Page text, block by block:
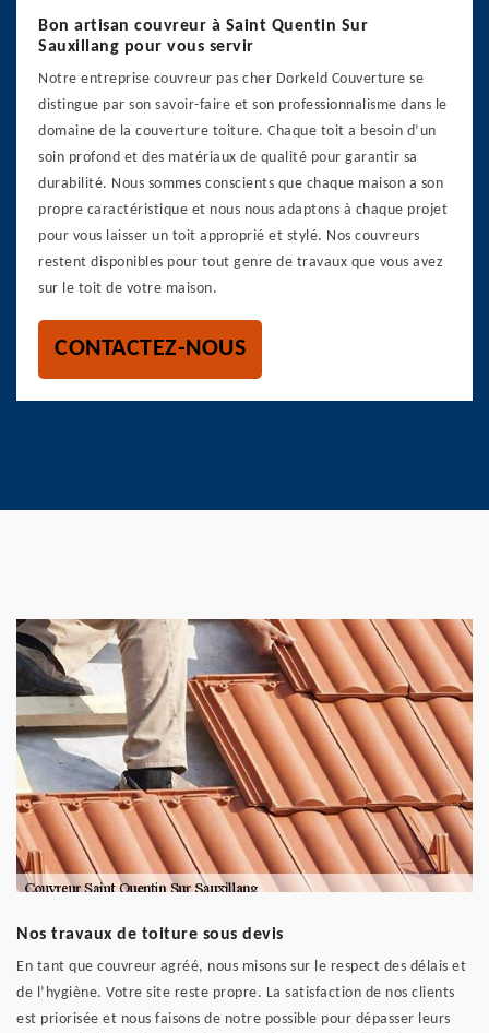
Bon artisan couvreur à Saint Quentin Sur
Sauxillang pour vous servir
Notre entreprise couvreur pas cher Dorkeld Couverture se
distingue par son savoir-faire et son professionnalisme dans le
domaine de la couverture toiture. Chaque toit a besoin d’un
soin profond et des matériaux de qualité pour garantir sa
durabilité. Nous sommes conscients que chaque maison a son
propre caractéristique et nous nous adaptons à chaque projet
pour vous laisser un toit approprié et stylé. Nos couvreurs
restent disponibles pour tout genre de travaux que vous avez
sur le toit de votre maison.
CONTACTEZ-NOUS
Nos travaux de toiture sous devis
En tant que couvreur agréé, nous misons sur le respect des délais et
de l’hygiène. Votre site reste propre. La satisfaction de nos clients
est priorisée et nous faisons de notre possible pour dépasser leurs